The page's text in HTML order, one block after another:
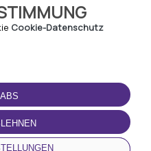
Cookie-Datenschutz
LADEN SIE DIE APP
HERUNTER